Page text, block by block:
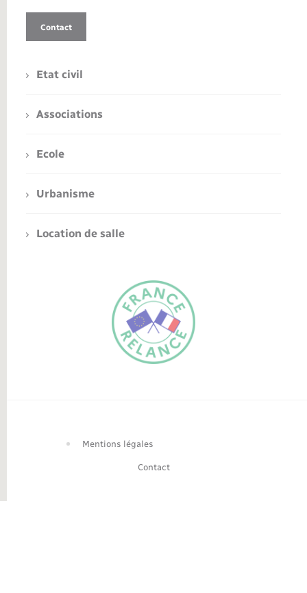
Contact
Etat civil
Associations
Ecole
Urbanisme
Location de salle
Mentions légales
Contact